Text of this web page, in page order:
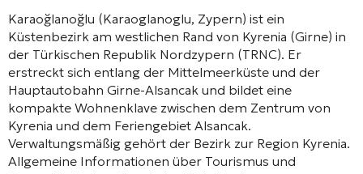
Karaoğlanoğlu (Karaoglanoglu, Zypern) ist ein
Küstenbezirk am westlichen Rand von Kyrenia (Girne) in
der Türkischen Republik Nordzypern (TRNC). Er
erstreckt sich entlang der Mittelmeerküste und der
Hauptautobahn Girne-Alsancak und bildet eine
kompakte Wohnenklave zwischen dem Zentrum von
Kyrenia und dem Feriengebiet Alsancak.
Verwaltungsmäßig gehört der Bezirk zur Region Kyrenia.
Allgemeine Informationen über Tourismus und